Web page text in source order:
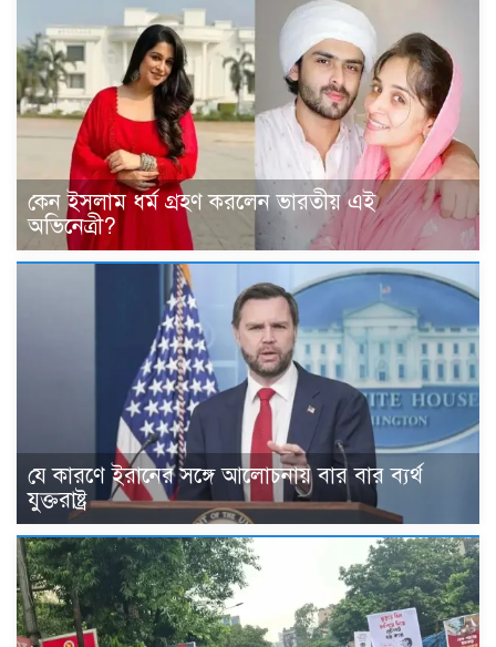
কেন ইসলাম ধর্ম গ্রহণ করলেন ভারতীয় এই
অভিনেত্রী?
যে কারণে ইরানের সঙ্গে আলোচনায় বার বার ব্যর্থ
যুক্তরাষ্ট্র